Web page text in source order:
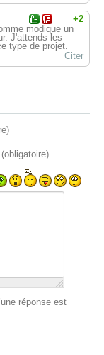
+2
modique un
J'attends les
type de projet.
Citer
réponse est